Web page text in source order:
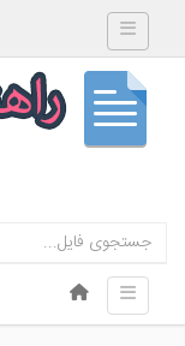
Toggle navigation
Menu
Skip to content
Toggle navigation